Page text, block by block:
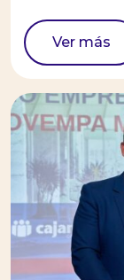
Ver más